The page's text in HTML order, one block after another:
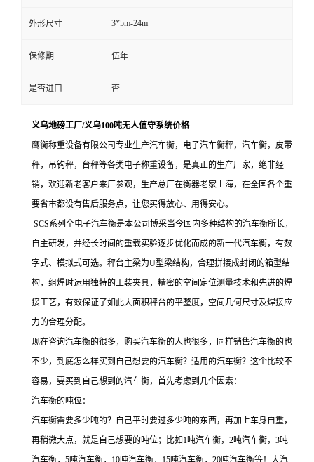
外形尺寸 3*5m-24m
保修期 伍年
是否进口 否
义乌地磅工厂/义乌100吨无人值守系统价格
鹰衡称重设备有限公司专业生产汽车衡，电子汽车衡秤，汽车衡，皮带
秤，吊钩秤，台秤等各类电子称重设备，是真正的生产厂家，绝非经
销，欢迎新老客户来厂参观，生产总厂在衡器老家上海，在全国各个重
要省市都设有售后服务点，让您买得放心、用得安心。
SCS系列全电子汽车衡是本公司博采当今国内多种结构的汽车衡所长，
自主研发，并经长时间的重载实验逐步优化而成的新一代汽车衡，有数
字式、模拟式可选。秤台主梁为U型梁结构，合理拼接成封闭的箱型结
构，组焊时运用独特的工装夹具，精密的空间定位测量技术和先进的焊
接工艺，有效保证了如此大面积秤台的平整度，空间几何尺寸及焊接应
力的合理分配。
现在咨询汽车衡的很多，购买汽车衡的人也很多，同样销售汽车衡的也
不少，到底怎么样买到自己想要的汽车衡？适用的汽车衡？这个比较不
容易，要买到自己想到的汽车衡，首先考虑到几个因素：
汽车衡的吨位：
汽车衡需要多少吨的？自己平时要过多少吨的东西，再加上车身自重，
再稍微大点，就是自己想要的吨位；比如1吨汽车衡，2吨汽车衡，3吨
汽车衡，5吨汽车衡，10吨汽车衡，15吨汽车衡，20吨汽车衡等！大汽